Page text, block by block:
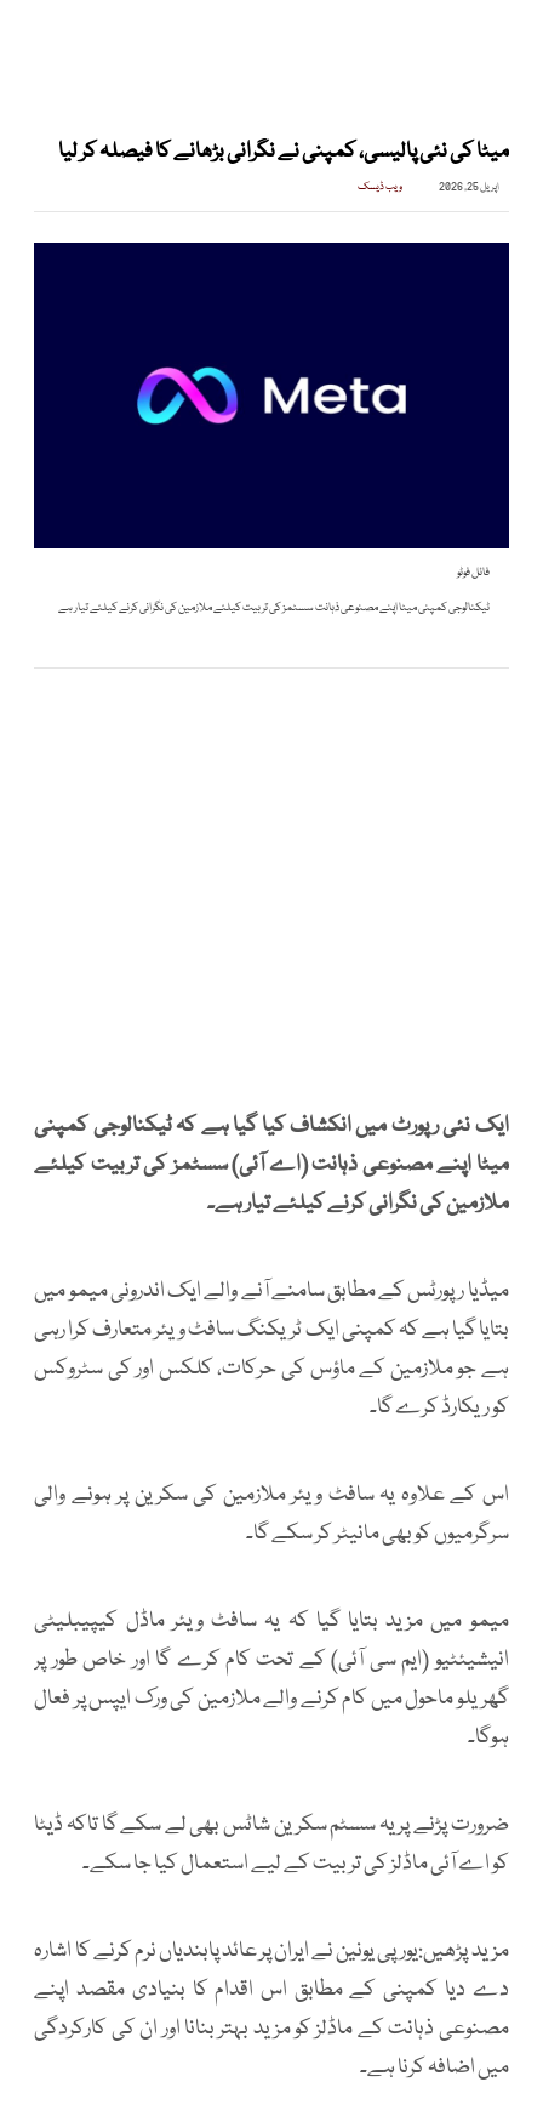
میٹا کی نئی پالیسی، کمپنی نے نگرانی بڑھانے کا فیصلہ کر لیا
اپریل 25, 2026 ویب ڈیسک
فائل فوٹو
ٹیکنالوجی کمپنی میٹا اپنے مصنوعی ذہانت سسٹمز کی تربیت کیلئے ملازمین کی نگرانی کرنے کیلئے تیار ہے
ایک نئی رپورٹ میں انکشاف کیا گیا ہے کہ ٹیکنالوجی کمپنی
میٹا اپنے مصنوعی ذہانت (اے آئی) سسٹمز کی تربیت کیلئے
ملازمین کی نگرانی کرنے کیلئے تیار ہے۔
میڈیا رپورٹس کے مطابق سامنے آنے والے ایک اندرونی میمو میں
بتایا گیا ہے کہ کمپنی ایک ٹریکنگ سافٹ ویئر متعارف کرا رہی
ہے جو ملازمین کے ماؤس کی حرکات، کلکس اور کی سٹروکس
کو ریکارڈ کرے گا۔
اس کے علاوہ یہ سافٹ ویئر ملازمین کی سکرین پر ہونے والی
سرگرمیوں کو بھی مانیٹر کر سکے گا۔
میمو میں مزید بتایا گیا کہ یہ سافٹ ویئر ماڈل کیپیبلیٹی
انیشیئٹیو (ایم سی آئی) کے تحت کام کرے گا اور خاص طور پر
گھریلو ماحول میں کام کرنے والے ملازمین کی ورک ایپس پر فعال
ہوگا۔
ضرورت پڑنے پر یہ سسٹم سکرین شاٹس بھی لے سکے گا تاکہ ڈیٹا
کو اے آئی ماڈلز کی تربیت کے لیے استعمال کیا جا سکے۔
مزید پڑھیں:یورپی یونین نے ایران پر عائد پابندیاں نرم کرنے کا اشارہ
دے دیا کمپنی کے مطابق اس اقدام کا بنیادی مقصد اپنے
مصنوعی ذہانت کے ماڈلز کو مزید بہتر بنانا اور ان کی کارکردگی
میں اضافہ کرنا ہے۔